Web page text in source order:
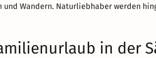
Wandern. Naturliebhaber werden
in der